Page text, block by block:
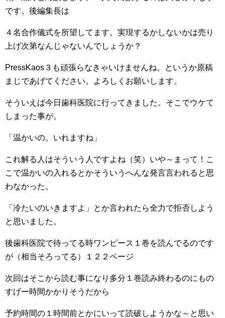
です。後編集長は
４名合作儀式を所望してます。実現するかしないかは売り
上げ次第なんじゃないんでしょうか？
PressKaos３も頑張らなきゃいけませんね。というか原稿
まじであげてください。よろしくお願いします。
そういえば今日歯科医院に行ってきました。そこでウケて
しまった事が。
「温かいの。いれますね」
これ解る人はそういう人ですよね（笑）いや～まって！こ
こで温かいの入れるとかそういうへんな発言言われると思
わなかった。
「冷たいのいきますよ」とか言われたら全力で拒否しよう
と思いました。
後歯科医院で待ってる時ワンピース１巻を読んでるのです
が（相当そろってる）１２２ページ
次回はそこから読む事になり多分１巻読み終わるのにもの
すげー時間かかりそうだから
予約時間の１時間前とかにいって読破しようかな～と思い